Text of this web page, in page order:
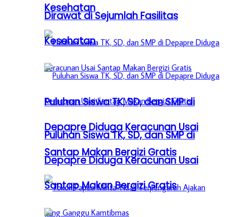
Kesehatan
Puluhan Siswa TK, SD, dan SMP di
Depapre Diduga Keracunan Usai
Santap Makan Bergizi Gratis
Dirawat di Sejumlah Fasilitas
Kesehatan
Puluhan Siswa TK, SD, dan SMP di
Depapre Diduga Keracunan Usai
Santap Makan Bergizi Gratis